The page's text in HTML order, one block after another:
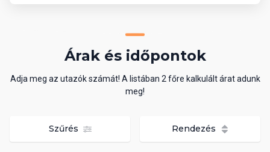
Árak és időpontok
Adja meg az utazók számát! A listában 2 főre kalkulált árat adunk
meg!
Szűrés Rendezés